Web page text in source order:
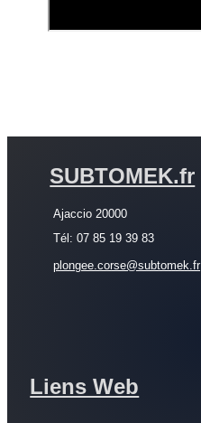
SUBTOMEK.fr
Ajaccio 20000
Tél: 07 85 19 39 83
plongee.corse@subtomek.fr
Liens Web